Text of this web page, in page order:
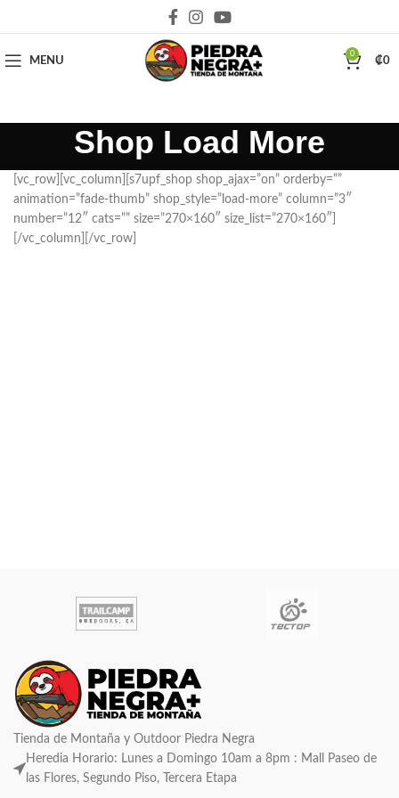
MENU
0
₡0
Shop Load More
[vc_row][vc_column][s7upf_shop shop_ajax=”on” orderby=””
animation=”fade-thumb” shop_style=”load-more” column=”3″
number=”12″ cats=”” size=”270×160″ size_list=”270×160″]
[/vc_column][/vc_row]
Tienda de Montaña y Outdoor Piedra Negra
Heredia Horario: Lunes a Domingo 10am a 8pm : Mall Paseo de
las Flores, Segundo Piso, Tercera Etapa
Deja que la montaña sea parte de tu vida